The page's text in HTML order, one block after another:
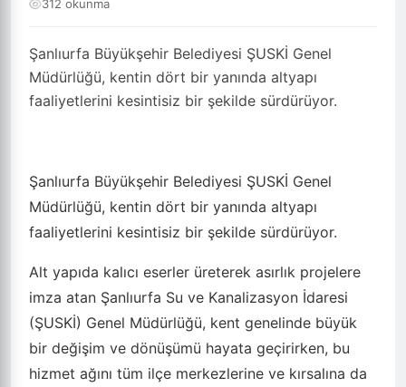
Şanlıurfa Büyükşehir Belediyesi ŞUSKİ Genel
Müdürlüğü, kentin dört bir yanında altyapı
faaliyetlerini kesintisiz bir şekilde sürdürüyor.
312 okunma
Şanlıurfa Büyükşehir Belediyesi ŞUSKİ Genel
Müdürlüğü, kentin dört bir yanında altyapı
faaliyetlerini kesintisiz bir şekilde sürdürüyor.
Alt yapıda kalıcı eserler üreterek asırlık projelere
imza atan Şanlıurfa Su ve Kanalizasyon İdaresi
(ŞUSKİ) Genel Müdürlüğü, kent genelinde büyük
bir değişim ve dönüşümü hayata geçirirken, bu
hizmet ağını tüm ilçe merkezlerine ve kırsalına da